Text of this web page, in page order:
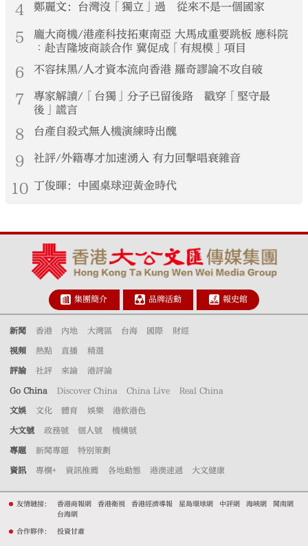
4 鄭麗文：台灣沒「獨立」過 從來不是一個國家
5
龐大商機/港產科技拓東南亞 大馬成重要跳板 應科院
︰赴吉隆坡商談合作 冀促成「有規模」項目
6 不容抹黑/人才資本流向香港 羅奇謬論不攻自破
7
專家解讀/「台獨」分子已留後路 戳穿「堅守最
後」謊言
8 台產自殺式無人機演練時出醜
9 社評/外籍專才加速湧入 有力回擊唱衰雜音
10 丁俊暉：中國桌球迎黃金時代
集團簡介 品牌活動 報史館
新聞 香港 內地 大灣區 台海 國際 財經
視頻 熱點 直播 精選
評論 社評 來論 港評論
Go China Discover China China Live Real China
文娛 文化 體育 娛樂 港飲港色
大文號 政務號 個人號 機構號
專題 新聞專題 特別策劃
資訊 專欄+ 資訊推薦 各地動態 港澳速遞 大文健康
友情鏈接： 香港商報網 香港衛視 香港經濟導報 星島環球網 中評網 海峽網
閩南網
台海網
合作夥伴： 投資甘肅